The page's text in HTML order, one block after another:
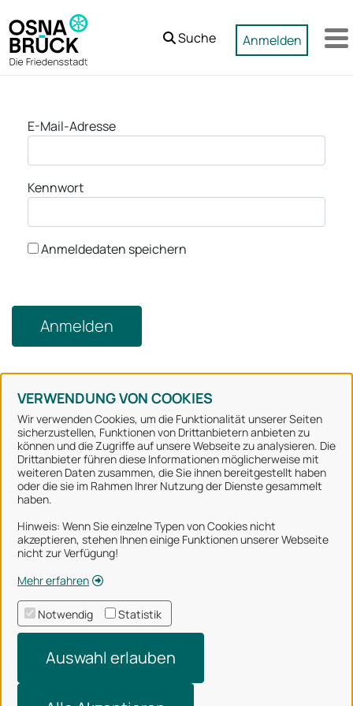
Zum Hauptinhalt springen
VERWENDUNG VON COOKIES
Wir verwenden Cookies, um die Funktionalität unserer Seiten
sicherzustellen, Funktionen von Drittanbietern anbieten zu
können und die Zugriffe auf unsere Webseite zu analysieren. Die
Drittanbieter führen diese Informationen möglicherweise mit
weiteren Daten zusammen, die Sie ihnen bereitgestellt haben
oder die sie im Rahmen Ihrer Nutzung der Dienste gesammelt
haben.
Hinweis: Wenn Sie einzelne Typen von Cookies nicht
akzeptieren, stehen Ihnen einige Funktionen unserer Webseite
nicht zur Verfügung!
Mehr erfahren
Notwendig Statistik
Auswahl erlauben
Suche Anmelden
Anmeldung
E-Mail-Adresse
Kennwort
Anmeldedaten speichern
Anmelden
Stadt Osnabrück
Alle Rechte vorbehalten
Über uns
Impressum
Datenschutzerklärung